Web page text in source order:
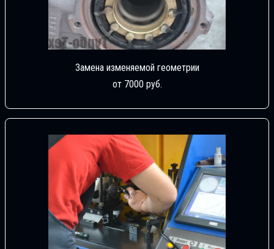
Замена изменяемой геометрии
от 7000 руб.